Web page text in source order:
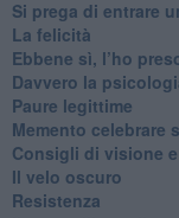
Si prega di entrare
​La felicità
​Ebbene sì, l’ho
​Davvero la
Paure legittime
​Memento celebrare
​Consigli di visione
​Il velo oscuro
Resistenza